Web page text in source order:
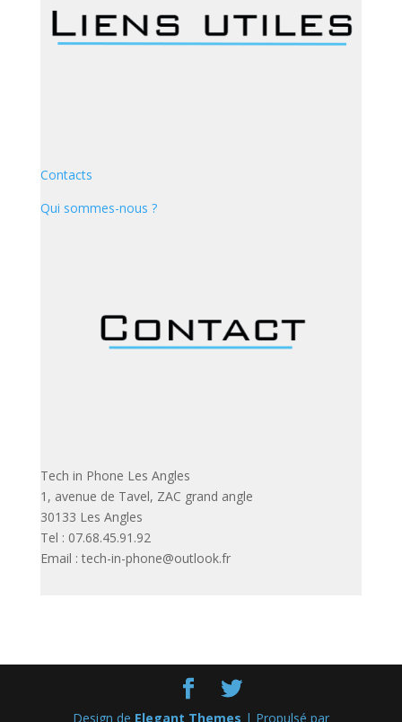
Contacts
Qui sommes-nous ?
Tech in Phone Les Angles
1, avenue de Tavel, ZAC grand angle
30133 Les Angles
Tel : 07.68.45.91.92
Email : tech-in-phone@outlook.fr
Design de Elegant Themes | Propulsé par